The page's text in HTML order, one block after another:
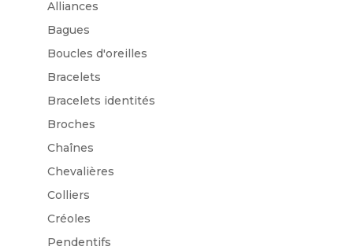
Alliances
Bagues
Boucles d'oreilles
Bracelets
Bracelets identités
Broches
Chaînes
Chevalières
Colliers
Créoles
Pendentifs